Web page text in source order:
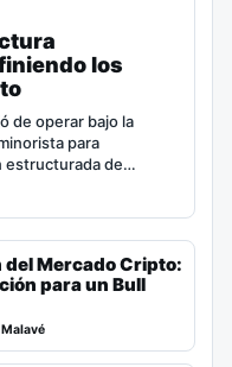
los
de operar bajo la
para
estructurada de…
Mercado Cripto:
para un Bull